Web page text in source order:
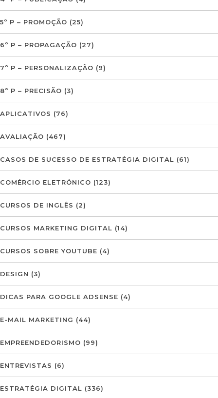
5º P – PROMOÇÃO (25)
6º P – PROPAGAÇÃO (27)
7º P – PERSONALIZAÇÃO (9)
8º P – PRECISÃO (3)
APLICATIVOS (76)
AVALIAÇÃO (467)
CASOS DE SUCESSO DE ESTRATÉGIA DIGITAL (61)
COMÉRCIO ELETRÓNICO (123)
CURSOS DE INGLÊS (2)
CURSOS MARKETING DIGITAL (14)
CURSOS SOBRE YOUTUBE (4)
DESIGN (3)
DICAS PARA GOOGLE ADSENSE (4)
E-MAIL MARKETING (44)
EMPREENDEDORISMO (99)
ENTREVISTAS (6)
ESTRATÉGIA DIGITAL (336)